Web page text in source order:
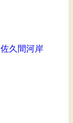
久間河岸